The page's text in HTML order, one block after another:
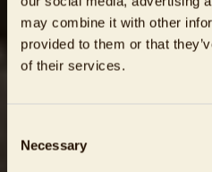
may combine it with other
provided to them or that
of their services.
Selection
Necessary